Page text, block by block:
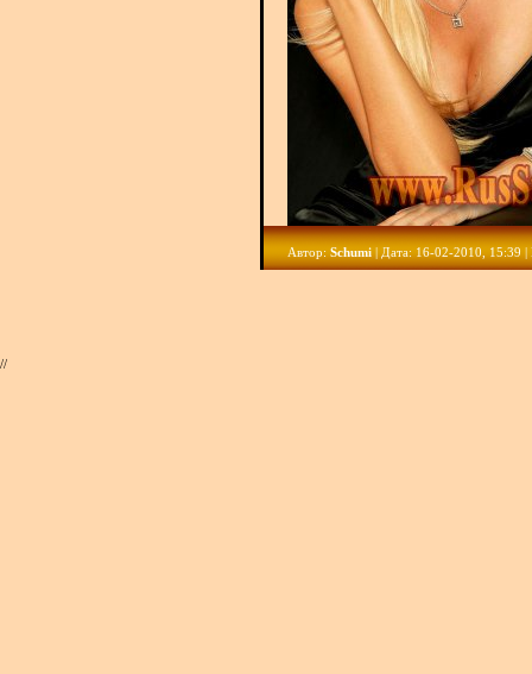
Автор: Schumi | Дата: 16-02-2010, 15:39
//